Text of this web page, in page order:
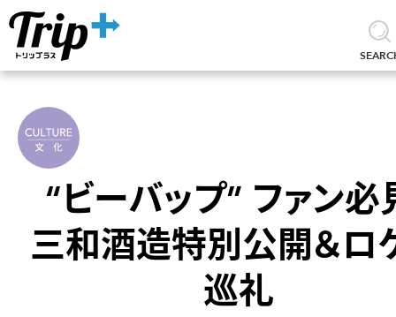
“ビーバップ” ファン必
三和酒造特別公開＆ロ
巡礼